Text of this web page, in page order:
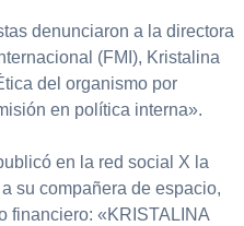
denunciaron a la directora
(FMI), Kristalina
del organismo por
en política interna».
en la red social X la
su compañera de espacio,
financiero: «KRISTALINA